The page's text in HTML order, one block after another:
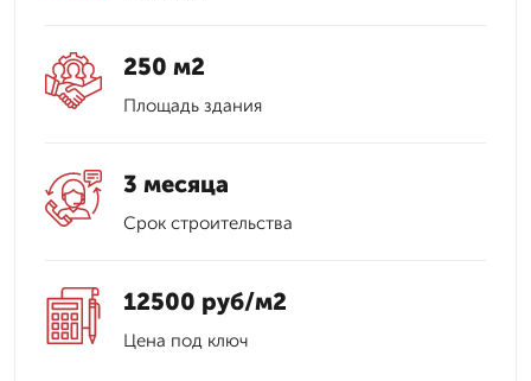
250 м2
Площадь здания
3 месяца
Срок строительства
12500 руб/м2
Цена под ключ